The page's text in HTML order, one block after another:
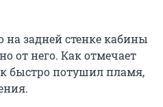
на задней стенке кабины
от него. Как отмечает
быстро потушил пламя,